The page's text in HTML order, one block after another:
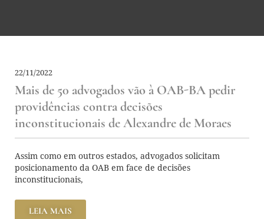
22/11/2022
Mais de 50 advogados vão à OAB-BA pedir
providências contra decisões
inconstitucionais de Alexandre de Moraes
Assim como em outros estados, advogados solicitam
posicionamento da OAB em face de decisões
inconstitucionais,
LEIA MAIS